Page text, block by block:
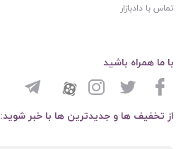
تماس با دادبازار
از تخفیف ها و جدیدترین ها با خبر شوید:
با ما همراه باشید